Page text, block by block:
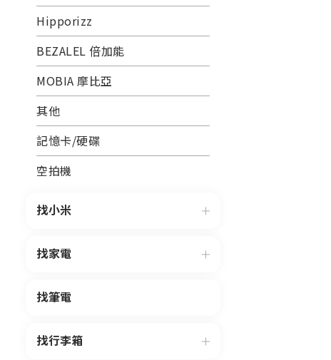
Hipporizz
BEZALEL 倍加能
MOBIA 摩比亞
其他
記憶卡/硬碟
空拍機
找小米
找家電
找筆電
找行李箱